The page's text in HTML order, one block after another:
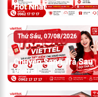
Hot Nhất
Thứ Sáu, 07/08/2026
Chuyển Sang Trả Sau
Viettel